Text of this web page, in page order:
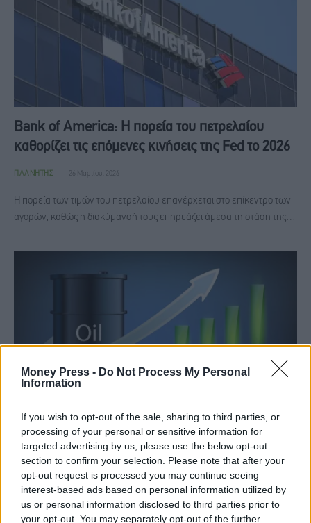
Money Press - Do Not Process My Personal
Information
If you wish to opt-out of the sale, sharing to third parties, or
processing of your personal or sensitive information for
targeted advertising by us, please use the below opt-out
section to confirm your selection. Please note that after your
opt-out request is processed you may continue seeing
interest-based ads based on personal information utilized by
us or personal information disclosed to third parties prior to
your opt-out. You may separately opt-out of the further
Bank of America: Η πορεία του πετρελαίου
καθορίζει τις επόμενες κινήσεις της Fed το 2026
ΠΛΑΝΉΤΗΣ 26 Μαρτίου, 2026
Η πορεία των τιμών του πετρελαίου επανέρχεται στο επίκεντρο των
αγορών, καθώς η διακύμανσή τους επηρεάζει άμεσα τη στάση της…
Φόβοι για νέο «2008» λόγω πετρελαίου – Τι
βλέπουν οι αναλυτές
ΑΓΟΡΆ 21 Μαρτίου, 2026
Η ενέργεια ιστορικά αποτελεί τον «σπινθήρα» για τις μεγαλύτερες